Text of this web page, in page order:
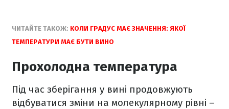
ЧИТАЙТЕ ТАКОЖ: КОЛИ ГРАДУС МАЄ ЗНАЧЕННЯ: ЯКОЇ
ТЕМПЕРАТУРИ МАЄ БУТИ ВИНО
Прохолодна температура
Під час зберігання у вині продовжують
відбуватися зміни на молекулярному рівні –